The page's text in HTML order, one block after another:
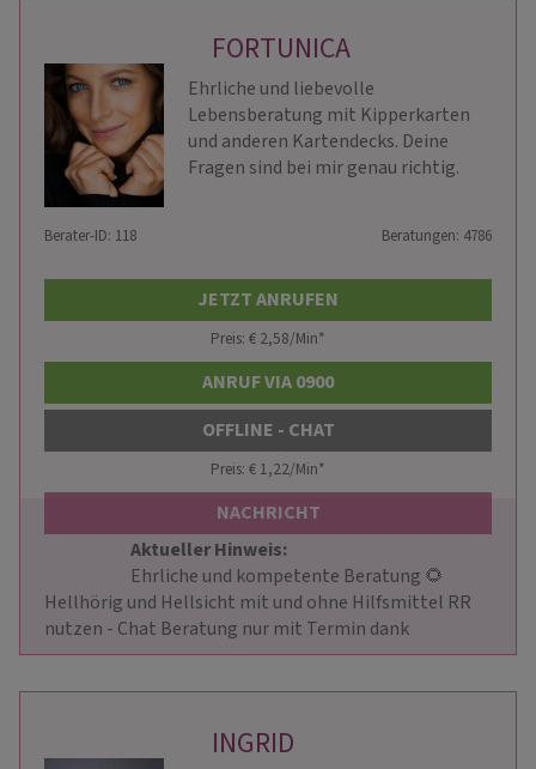
FORTUNICA
Ehrliche und liebevolle
Lebensberatung mit Kipperkarten
und anderen Kartendecks. Deine
Fragen sind bei mir genau richtig.
Berater-ID: 118 Beratungen: 4786
JETZT ANRUFEN
Preis: € 2,58/Min*
ANRUF VIA 0900
OFFLINE - CHAT
Preis: € 1,22/Min*
NACHRICHT
Aktueller Hinweis:
Hellhörig und Hellsicht mit und ohne Hilfsmittel RR
nutzen - Chat Beratung nur mit Termin dank
INGRID